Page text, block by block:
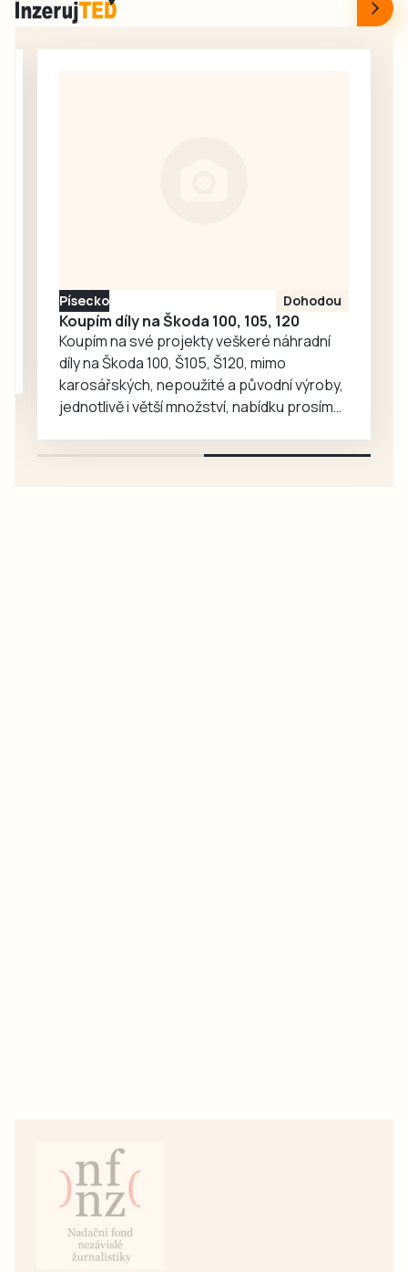
se během stavby
ukázala jako
Iveco se převrhl
přepravovaný sud
Písecko Dohodou
Koupím díly na Škoda 100, 105, 120
Koupím na své projekty veškeré náhradní
díly na Škoda 100, Š105, Š120, mimo
karosářských, nepoužité a původní výroby,
jednotlivě i větší množství, nabídku prosím